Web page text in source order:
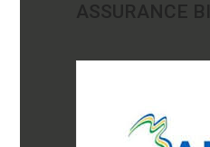
ASSURANCE